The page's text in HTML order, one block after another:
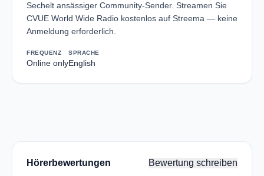
Sechelt ansässiger Community-Sender. Streamen Sie
CVUE World Wide Radio kostenlos auf Streema — keine
Anmeldung erforderlich.
FREQUENZ
Online only
SPRACHE
English
Hörerbewertungen Bewertung schreiben